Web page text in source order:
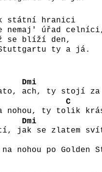
státní hranici
nemaj' úřad
se blíží den,
Stuttgartu ty a já.
Dmi
ach, ty stojí
nohou, ty to
C
lik
j
Dmi
ak se zlatem
nohou po Golden